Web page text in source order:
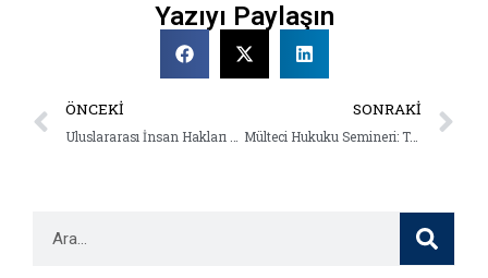
Yazıyı Paylaşın
ÖNCEKI
Uluslararası İnsan Hakları Hukuku ve AİHM İçtihadında Geri Göndermeme (Non-Refoulement) İlkesi Semineri
SONRAKI
Mülteci Hukuku Semineri: Türkiye’de Yabancıların İdari Gözetimi ve Alternatif Tedbirler